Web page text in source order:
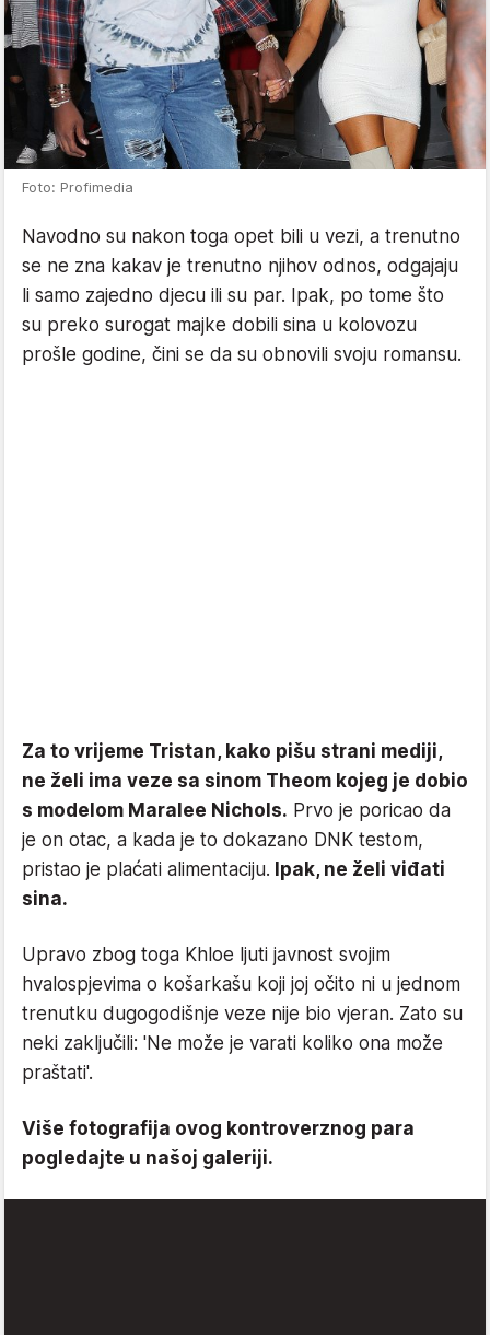
Foto: Profimedia
Navodno su nakon toga opet bili u vezi, a trenutno
se ne zna kakav je trenutno njihov odnos, odgajaju
li samo zajedno djecu ili su par. Ipak, po tome što
su preko surogat majke dobili sina u kolovozu
prošle godine, čini se da su obnovili svoju romansu.
Za to vrijeme Tristan, kako pišu strani mediji,
ne želi ima veze sa sinom Theom kojeg je dobio
s modelom Maralee Nichols. Prvo je poricao da
je on otac, a kada je to dokazano DNK testom,
pristao je plaćati alimentaciju. Ipak, ne želi viđati
sina.
Upravo zbog toga Khloe ljuti javnost svojim
hvalospjevima o košarkašu koji joj očito ni u jednom
trenutku dugogodišnje veze nije bio vjeran. Zato su
neki zaključili: 'Ne može je varati koliko ona može
praštati'.
Više fotografija ovog kontroverznog para
pogledajte u našoj galeriji.